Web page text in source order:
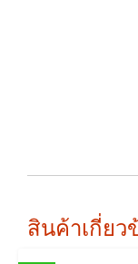
สินค้าเกี่ยว